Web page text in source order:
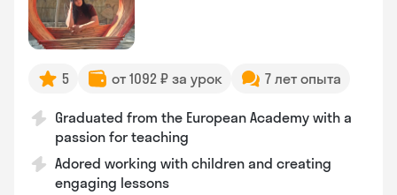
5 от 1092 ₽ за урок 7 лет опыта
Graduated from the European Academy with a
passion for teaching
Adored working with children and creating
engaging lessons